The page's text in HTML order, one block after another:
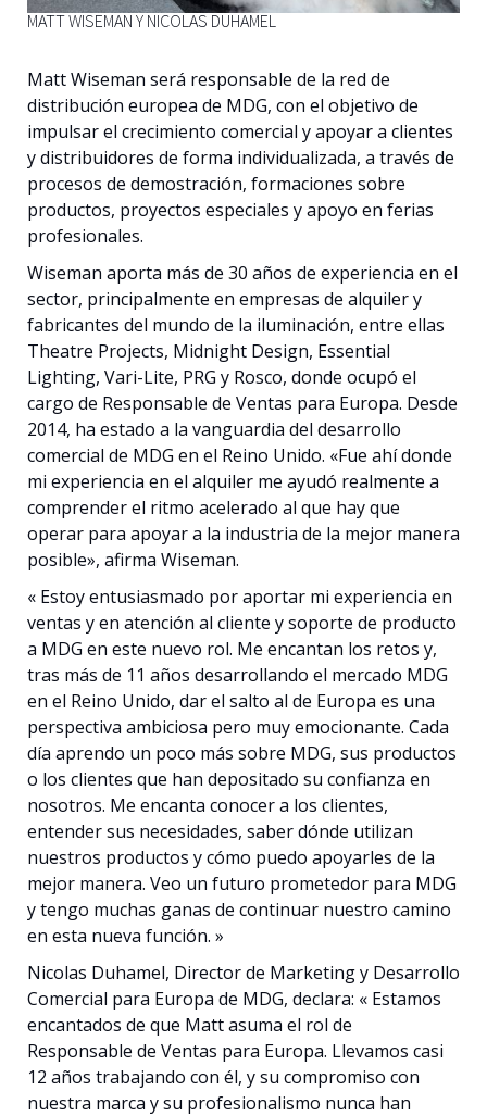
MATT WISEMAN Y NICOLAS DUHAMEL
Matt Wiseman será responsable de la red de
distribución europea de MDG, con el objetivo de
impulsar el crecimiento comercial y apoyar a clientes
y distribuidores de forma individualizada, a través de
procesos de demostración, formaciones sobre
productos, proyectos especiales y apoyo en ferias
profesionales.
Wiseman aporta más de 30 años de experiencia en el
sector, principalmente en empresas de alquiler y
fabricantes del mundo de la iluminación, entre ellas
Theatre Projects, Midnight Design, Essential
Lighting, Vari-Lite, PRG y Rosco, donde ocupó el
cargo de Responsable de Ventas para Europa. Desde
2014, ha estado a la vanguardia del desarrollo
comercial de MDG en el Reino Unido. «Fue ahí donde
mi experiencia en el alquiler me ayudó realmente a
comprender el ritmo acelerado al que hay que
operar para apoyar a la industria de la mejor manera
posible», afirma Wiseman.
« Estoy entusiasmado por aportar mi experiencia en
ventas y en atención al cliente y soporte de producto
a MDG en este nuevo rol. Me encantan los retos y,
tras más de 11 años desarrollando el mercado MDG
en el Reino Unido, dar el salto al de Europa es una
perspectiva ambiciosa pero muy emocionante. Cada
día aprendo un poco más sobre MDG, sus productos
o los clientes que han depositado su confianza en
nosotros. Me encanta conocer a los clientes,
entender sus necesidades, saber dónde utilizan
nuestros productos y cómo puedo apoyarles de la
mejor manera. Veo un futuro prometedor para MDG
y tengo muchas ganas de continuar nuestro camino
en esta nueva función. »
Nicolas Duhamel, Director de Marketing y Desarrollo
Comercial para Europa de MDG, declara: « Estamos
encantados de que Matt asuma el rol de
Responsable de Ventas para Europa. Llevamos casi
12 años trabajando con él, y su compromiso con
nuestra marca y su profesionalismo nunca han